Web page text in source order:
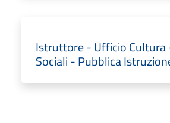
Istruttore - Ufficio Cultura
Sociali - Pubblica